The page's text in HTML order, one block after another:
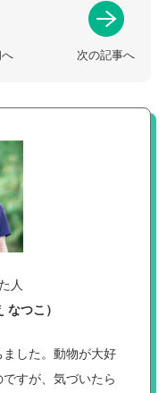
次の記事へ
人
つこ）
した。動物が大好
すが、気づいたら